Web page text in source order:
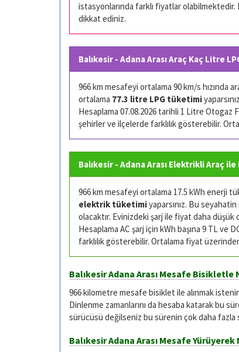
istasyonlarında farklı fiyatlar
dikkat ediniz.
Balıkesir - Adana Arası Araç Kaç Litre
966 km mesafeyi ortalama 90 km/s hızında
ortalama 77.3 litre LPG tüketimi
Hesaplama 07.08.2026 tarihli 1 Litre Otogaz
şehirler ve ilçelerde farklılık gösterebilir.
Balıkesir - Adana Arası Elektrikli Araç
966 km mesafeyi ortalama 17.5 kWh enerji
elektrik tüketimiyaparsınız. Bu
olacaktır. Evinizdeki şarj ile fiyat daha düşük
Hesaplama AC şarj için kWh başına 9 TL ve
farklılık gösterebilir. Ortalama fiyat üzerinden
Balıkesir Adana Arası Mesafe Bisikletle
966 kilometre mesafe bisiklet ile alınmak
Dinlenme zamanlarını da hesaba katarak bu
sürücüsü değilseniz bu sürenin çok daha fazla
Balıkesir Adana Arası Mesafe Yürüyerek